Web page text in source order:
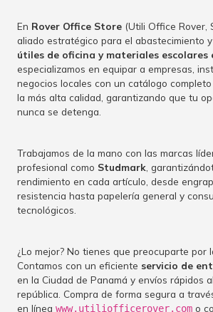
En Rover Office Store (Utili Office Rover,
aliado estratégico para el abastecimiento
útiles de oficina y materiales escolares
especializamos en equipar a empresas,
negocios locales con un catálogo
la más alta calidad, garantizando que tu
nunca se detenga.
Trabajamos de la mano con las marcas
profesional como Studmark,
rendimiento en cada artículo, desde
resistencia hasta papelería general y
tecnológicos.
¿Lo mejor? No tienes que preocuparte por
Contamos con un eficiente servicio de
en la Ciudad de Panamá y envíos rápidos
república. Compra de forma segura a
en línea www.utiliofficerover.com o